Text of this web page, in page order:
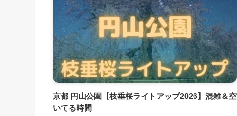
京都 円山公園【枝垂桜ライトアップ2026】混雑＆空
いてる時間